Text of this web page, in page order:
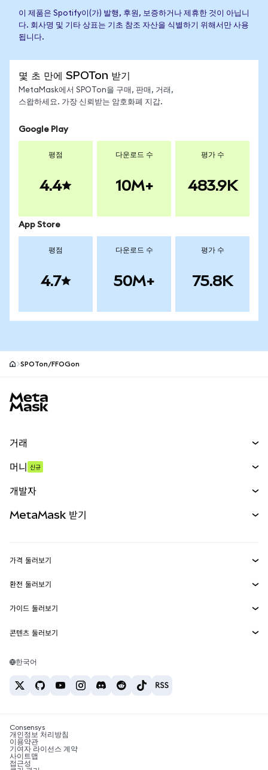
이 제품은 Spotify이(가) 발행, 후원, 보증하거나 제휴한 것이 아닙니
다. 회사명 및 기타 상표는 기초 참조 자산을 식별하기 위해서만 사용
됩니다.
몇 초 만에 SPOTon 받기
MetaMask에서 SPOTon을 구매, 판매, 거래,
스왑하세요. 가장 신뢰받는 암호화폐 지갑.
Google Play
평점
4.4
다운로드 수
10M+
평가 수
483.9K
App Store
평점
4.7
다운로드 수
50M+
평가 수
75.8K
SPOTon/FFOGon
거래
무기한 선물
실물자산
머니 신규
개발자
MetaMask Connect
Snaps
웹3 서비스
MetaMask 받기
보안
고객 지원
채용
가격 둘러보기
이더리움 가격
솔라나 가격
테더 가격
환전 둘러보기
ETH를 USD로 환전
USDT를 INR로 환전
BTC를 INR로 환전
ETH를 USDT로 환전
가이드 둘러보기
ETH 매수
USDT 매수
SHIB 매수
BNB 매수
콘텐츠 둘러보기
솔라나 지갑
암호화폐 세금 뉴스
암호화폐 매수 방법
한국어
Consensys
개인정보 처리방침
이용약관
기여자 라이선스 계약
사이트맵
접근성